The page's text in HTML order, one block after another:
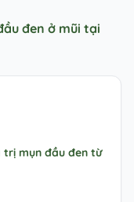
đen ở mũi tại
trị mụn đầu đen từ